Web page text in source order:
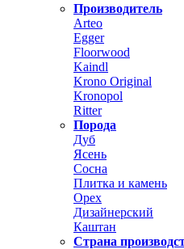
Производитель
Arteo
Egger
Floorwood
Kaindl
Krono Original
Kronopol
Ritter
Порода
Дуб
Ясень
Сосна
Плитка и камень
Орех
Дизайнерский
Каштан
Страна